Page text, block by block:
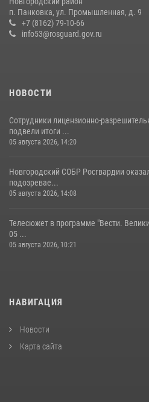
Новгородские росгвардейцы приняли
многоборью кинологов на первенство
п. Панковка, ул. Промышленная, д. 9
+7 (8162) 79-10-66
info53@rosguard.gov.ru
НОВОСТИ
Сотрудники лицензионно-
подвели итоги ...
05 августа 2026, 14:20
Новгородский СОБР Росгвардии
подозревае...
05 августа 2026, 14:08
Телесюжет в программе "Вести.
05 ...
05 августа 2026, 10:21
НАВИГАЦИЯ
Новости
Карта сайта